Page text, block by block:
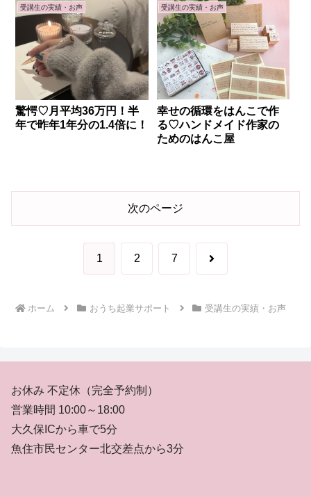
受講生の実績・お声
驚愕♡月平均36万円！半
年で昨年1年分の1.4倍に！
受講生の実績・お声
幸せの循環をはんこで作
る♡ハンドメイド作家の
ためのはんこ屋
次のページ
1 2 7 次
ホーム おうち起業サポート 受講生の実績・お声
お休み 不定休（完全予約制）
営業時間 10:00～18:00
大久保ICから車で5分
魚住市民センター北交差点から3分